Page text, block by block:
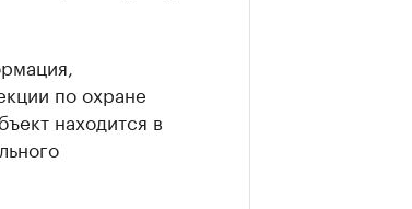
по охране
находится в